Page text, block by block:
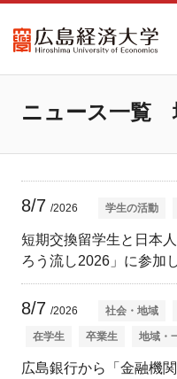
ニュース一覧
8/7 /2026 学生の活動
短期交換留学生と日本
ろう流し2026」に参加
8/7 /2026 社会・地域
在学生 卒業生 地域・
広島銀行から「金融機